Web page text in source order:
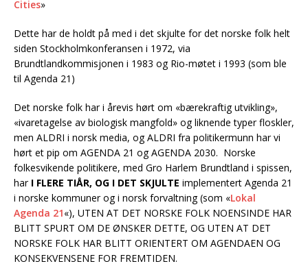
Cities»
Dette har de holdt på med i det skjulte for det norske folk helt
siden Stockholmkonferansen i 1972, via
Brundtlandkommisjonen i 1983 og Rio-møtet i 1993 (som ble
til Agenda 21)
Det norske folk har i årevis hørt om «bærekraftig utvikling»,
«ivaretagelse av biologisk mangfold» og liknende typer floskler,
men ALDRI i norsk media, og ALDRI fra politikermunn har vi
hørt et pip om AGENDA 21 og AGENDA 2030. Norske
folkesvikende politikere, med Gro Harlem Brundtland i spissen,
har I FLERE TIÅR, OG I DET SKJULTE implementert Agenda 21
i norske kommuner og i norsk forvaltning (som «Lokal
Agenda 21«), UTEN AT DET NORSKE FOLK NOENSINDE HAR
BLITT SPURT OM DE ØNSKER DETTE, OG UTEN AT DET
NORSKE FOLK HAR BLITT ORIENTERT OM AGENDAEN OG
KONSEKVENSENE FOR FREMTIDEN.